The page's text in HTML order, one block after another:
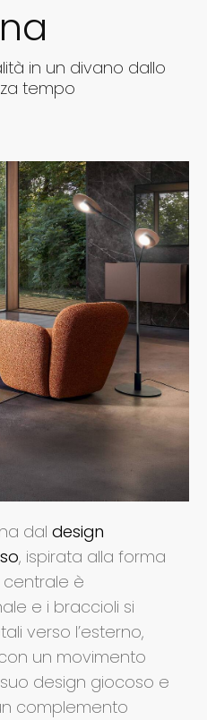
in un divano dallo
tempo
dal design
, ispirata alla forma
centrale è
e i braccioli si
verso l’esterno,
un movimento
design giocoso e
complemento